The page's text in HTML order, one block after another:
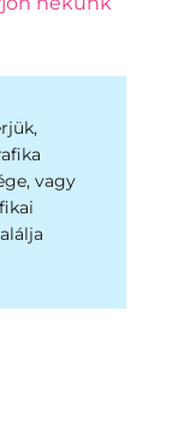
vagy